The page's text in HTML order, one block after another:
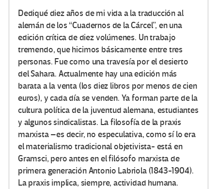
Dediqué diez años de mi vida a la traducción al
alemán de los “Cuadernos de la Cárcel”, en una
edición crítica de diez volúmenes. Un trabajo
tremendo, que hicimos básicamente entre tres
personas. Fue como una travesía por el desierto
del Sahara. Actualmente hay una edición más
barata a la venta (los diez libros por menos de cien
euros), y cada día se venden. Ya forman parte de la
cultura política de la juventud alemana, estudiantes
y algunos sindicalistas. La filosofía de la praxis
marxista –es decir, no especulativa, como sí lo era
el materialismo tradicional objetivista- está en
Gramsci, pero antes en el filósofo marxista de
primera generación Antonio Labriola (1843-1904).
La praxis implica, siempre, actividad humana.